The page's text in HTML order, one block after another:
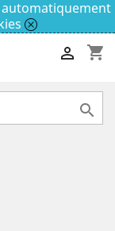
automatiquement
shopping_cart

